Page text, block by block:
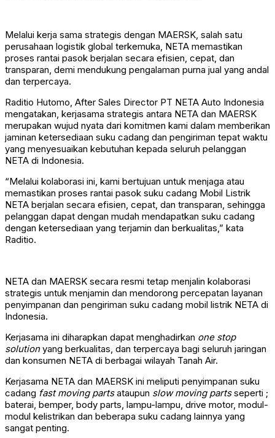
Melalui kerja sama strategis dengan MAERSK, salah satu
perusahaan logistik global terkemuka, NETA memastikan
proses rantai pasok berjalan secara efisien, cepat, dan
transparan, demi mendukung pengalaman purna jual yang andal
dan terpercaya.
Raditio Hutomo, After Sales Director PT NETA Auto Indonesia
mengatakan, kerjasama strategis antara NETA dan MAERSK
merupakan wujud nyata dari komitmen kami dalam memberikan
jaminan ketersediaan suku cadang dan pengiriman tepat waktu
yang menyesuaikan kebutuhan kepada seluruh pelanggan
NETA di Indonesia.
“Melalui kolaborasi ini, kami bertujuan untuk menjaga atau
memastikan proses rantai pasok suku cadang Mobil Listrik
NETA berjalan secara efisien, cepat, dan transparan, sehingga
pelanggan dapat dengan mudah mendapatkan suku cadang
dengan ketersediaan yang terjamin dan berkualitas,” kata
Raditio.
NETA dan MAERSK secara resmi tetap menjalin kolaborasi
strategis untuk menjamin dan mendorong percepatan layanan
penyimpanan dan pengiriman suku cadang mobil listrik NETA di
Indonesia.
Kerjasama ini diharapkan dapat menghadirkan one stop
solutionyang berkualitas, dan terpercaya bagi seluruh jaringan
dan konsumen NETA di berbagai wilayah Tanah Air.
Kerjasama NETA dan MAERSK ini meliputi penyimpanan suku
cadang fast moving partsataupun slow moving partsseperti ;
baterai, bemper, body parts, lampu-lampu, drive motor, modul-
modul kelistrikan dan beberapa suku cadang lainnya yang
sangat penting.